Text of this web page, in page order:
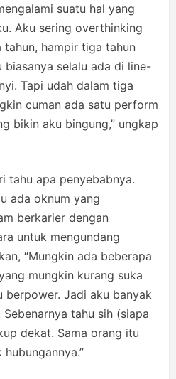
suatu hal yang
Aku sering overthinking
tahun, hampir tiga tahun
biasanya selalu ada di line-
Tapi udah dalam tiga
cuman ada satu perform
bikin aku bingung,” ungkap
tahu apa penyebabnya.
ada oknum yang
berkarier dengan
untuk mengundang
“Mungkin ada beberapa
mungkin kurang suka
berpower. Jadi aku banyak
Sebenarnya tahu sih (siapa
dekat. Sama orang itu